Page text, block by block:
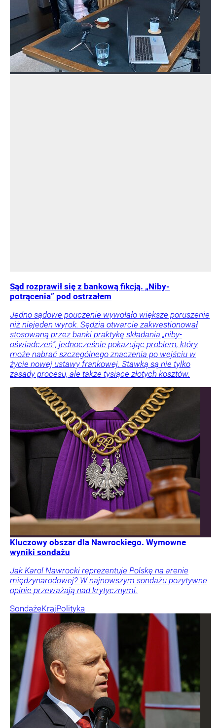
Sąd rozprawił się z bankową fikcją. „Niby-
potrącenia” pod ostrzałem
Jedno sądowe pouczenie wywołało większe poruszenie
niż niejeden wyrok. Sędzia otwarcie zakwestionował
stosowaną przez banki praktykę składania „niby-
oświadczeń”, jednocześnie pokazując problem, który
może nabrać szczególnego znaczenia po wejściu w
życie nowej ustawy frankowej. Stawką są nie tylko
zasady procesu, ale także tysiące złotych kosztów.
Kluczowy obszar dla Nawrockiego. Wymowne
wyniki sondażu
Jak Karol Nawrocki reprezentuje Polskę na arenie
międzynarodowej? W najnowszym sondażu pozytywne
opinie przeważają nad krytycznymi.
SondażeKrajPolityka